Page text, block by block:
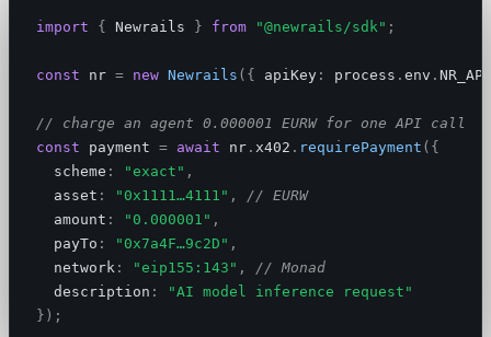
import { Newrails } from "@newrails/sdk" ;
const nr = new Newrails ({ apiKey : process . env .
// charge an agent 0.000001 EURW for one API call
const payment = await nr . x402 . requirePayment ({
scheme : "exact" ,
asset : "0x1111…4111" ,
// EURW
amount : "0.000001" ,
payTo : "0x7a4F…9c2D" ,
network : "eip155:143" ,
// Monad
description :
"AI model inference request"
});